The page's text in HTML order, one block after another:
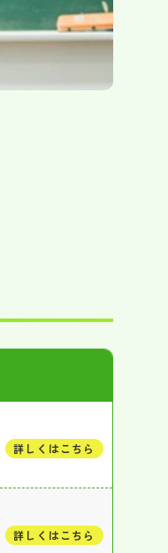
詳しくはこちら
詳しくはこちら